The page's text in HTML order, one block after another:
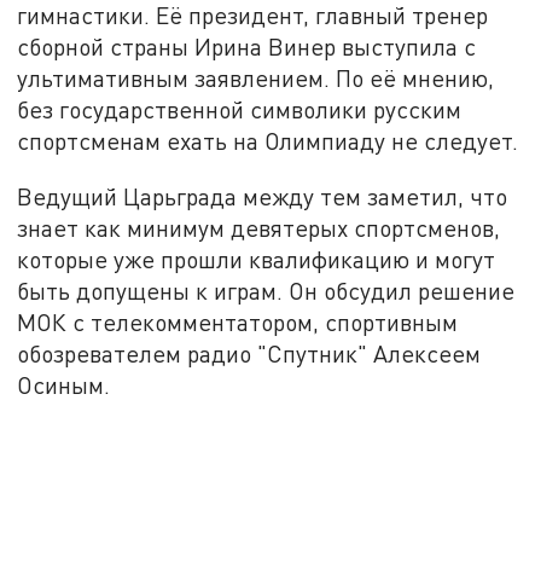
гимнастики. Её президент, главный тренер
сборной страны Ирина Винер выступила с
ультимативным заявлением. По её мнению,
без государственной символики русским
спортсменам ехать на Олимпиаду не следует.
Ведущий Царьграда между тем заметил, что
знает как минимум девятерых спортсменов,
которые уже прошли квалификацию и могут
быть допущены к играм. Он обсудил решение
МОК с телекомментатором, спортивным
обозревателем радио "Спутник" Алексеем
Осиным.